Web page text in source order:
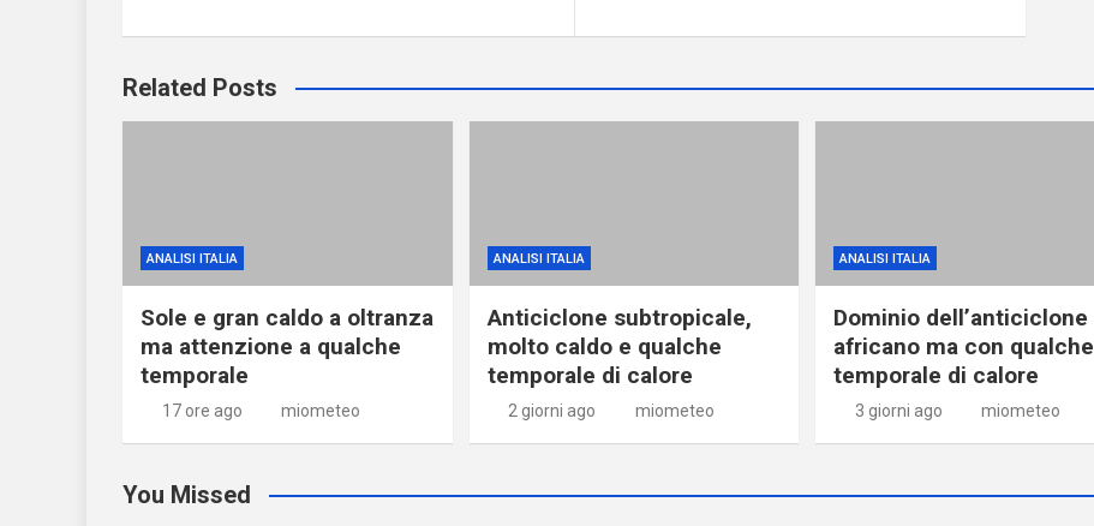
Related Posts
ANALISI ITALIA
Sole e gran caldo a oltranza
ma attenzione a qualche
temporale
17 ore ago miometeo
ANALISI ITALIA
Anticiclone subtropicale,
molto caldo e qualche
temporale di calore
2 giorni ago miometeo
ANALISI ITALIA
Dominio dell’anticiclone
africano ma con qualche
temporale di calore
3 giorni ago miometeo
You Missed